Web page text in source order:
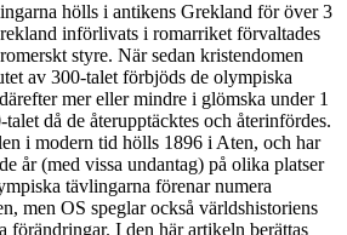
hölls i antikens Grekland för över 3
införlivats i romarriket förvaltades
styre. När sedan kristendomen
av 300-talet förbjöds de olympiska
mer eller mindre i glömska under 1
då de återupptäcktes och återinfördes.
i modern tid hölls 1896 i Aten, och har
år (med vissa undantag) på olika platser
tävlingarna förenar numera
men OS speglar också världshistoriens
förändringar. I den här artikeln berättas